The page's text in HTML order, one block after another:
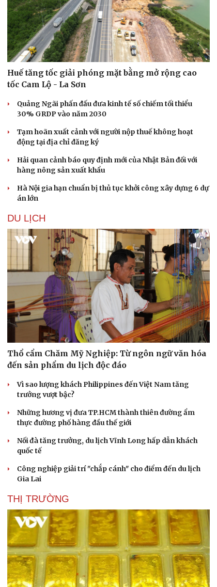
Sức khỏe
Dinh dưỡng - món ngon
Cây thuốc
Nhi khoa
Nam khoa
Phòng mạch online
Ăn sạch sống khỏe
Nhà đẹp
Huế tăng tốc giải phóng mặt bằng mở rộng cao
tốc Cam Lộ - La Sơn
Quảng Ngãi phấn đấu đưa kinh tế số chiếm tối thiểu
30% GRDP vào năm 2030
Tạm hoãn xuất cảnh với người nộp thuế không hoạt
động tại địa chỉ đăng ký
Hải quan cảnh báo quy định mới của Nhật Bản đối với
hàng nông sản xuất khẩu
Hà Nội gia hạn chuẩn bị thủ tục khởi công xây dựng 6 dự
án lớn
DU LỊCH
Thổ cẩm Chăm Mỹ Nghiệp: Từ ngôn ngữ văn hóa
đến sản phẩm du lịch độc đáo
Vì sao lượng khách Philippines đến Việt Nam tăng
trưởng vượt bậc?
Những hương vị đưa TP.HCM thành thiên đường ẩm
thực đường phố hàng đầu thế giới
Nối đà tăng trưởng, du lịch Vĩnh Long hấp dẫn khách
quốc tế
Công nghiệp giải trí "chắp cánh" cho điểm đến du lịch
Gia Lai
THỊ TRƯỜNG